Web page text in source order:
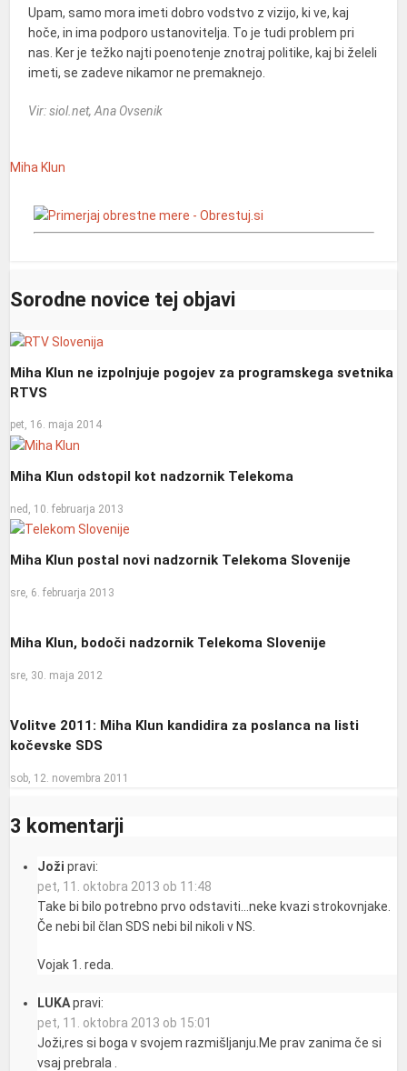
Upam, samo mora imeti dobro vodstvo z vizijo, ki ve, kaj
hoče, in ima podporo ustanovitelja. To je tudi problem pri
nas. Ker je težko najti poenotenje znotraj politike, kaj bi želeli
imeti, se zadeve nikamor ne premaknejo.
Vir: siol.net, Ana Ovsenik
Miha Klun
Sorodne novice tej objavi
Miha Klun ne izpolnjuje pogojev za programskega svetnika
RTVS
pet, 16. maja 2014
Miha Klun odstopil kot nadzornik Telekoma
ned, 10. februarja 2013
Miha Klun postal novi nadzornik Telekoma Slovenije
sre, 6. februarja 2013
Miha Klun, bodoči nadzornik Telekoma Slovenije
sre, 30. maja 2012
Volitve 2011: Miha Klun kandidira za poslanca na listi
kočevske SDS
sob, 12. novembra 2011
3 komentarji
Joži pravi:
pet, 11. oktobra 2013 ob 11:48
Take bi bilo potrebno prvo odstaviti…neke kvazi strokovnjake.
Če nebi bil član SDS nebi bil nikoli v NS.
Vojak 1. reda.
LUKA pravi:
pet, 11. oktobra 2013 ob 15:01
Joži,res si boga v svojem razmišljanju.Me prav zanima če si
vsaj prebrala .